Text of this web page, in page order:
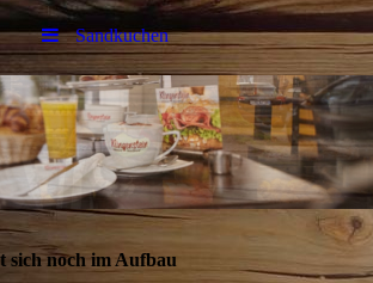
Sandkuchen
sich noch im Aufbau